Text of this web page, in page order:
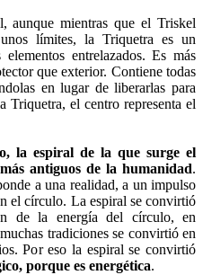
aunque mientras que el Triskel
límites, la Triquetra es un
entrelazados. Es más
que exterior. Contiene todas
en lugar de liberarlas para
Triquetra, el centro representa el
la espiral de la que surge el
antiguos de la humanidad.
a una realidad, a un impulso
el círculo. La espiral se convirtió
de la energía del círculo, en
tradiciones se convirtió en
Por eso la espiral se convirtió
porque es energética.